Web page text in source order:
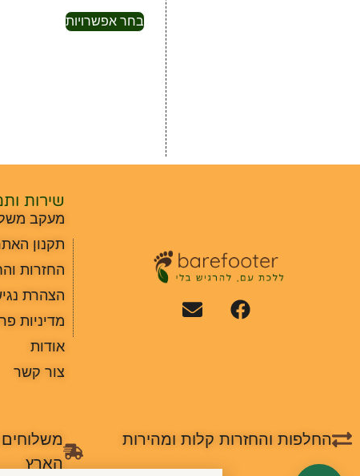
בחר אפשרויות
שירות
מעקב
תקנון
החזרות
הצהרת
מדיניות
אודות
צור קשר
החלפות והחזרות קלות ומהירות
הארץ